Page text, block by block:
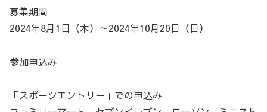
募集期間
2024年8月1日（木）～2024年10月20日（日）
参加申込み
「スポーツエントリー」での申込み